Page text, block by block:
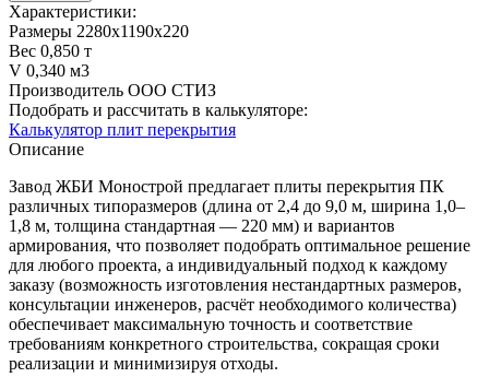
Характеристики:
Размеры 2280х1190х220
Вес 0,850 т
V 0,340 м3
Производитель ООО СТИЗ
Подобрать и рассчитать в калькуляторе:
Калькулятор плит перекрытия
Описание
Завод ЖБИ Монострой предлагает плиты перекрытия ПК
различных типоразмеров (длина от 2,4 до 9,0 м, ширина 1,0–
1,8 м, толщина стандартная — 220 мм) и вариантов
армирования, что позволяет подобрать оптимальное решение
для любого проекта, а индивидуальный подход к каждому
заказу (возможность изготовления нестандартных размеров,
консультации инженеров, расчёт необходимого количества)
обеспечивает максимальную точность и соответствие
требованиям конкретного строительства, сокращая сроки
реализации и минимизируя отходы.